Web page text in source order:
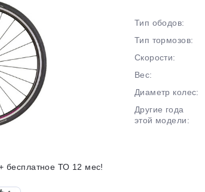
бесплатное ТО 12 мес!
Тип ободов:
Тип тормозов:
Скорости:
Вес:
Диаметр колес:
Другие года
этой модели:
платежей
сегодня только